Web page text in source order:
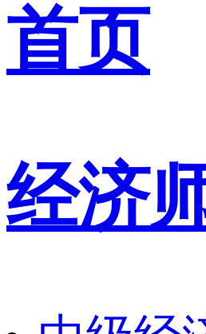
首页
经济